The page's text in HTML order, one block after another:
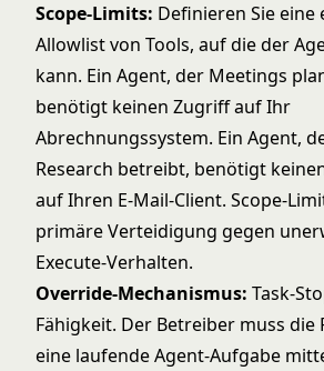
Scope-Limits: Definieren Sie eine
Allowlist von Tools, auf die der
kann. Ein Agent, der Meetings
benötigt keinen Zugriff auf Ihr
Abrechnungssystem. Ein Agent,
Research betreibt, benötigt
auf Ihren E-Mail-Client. Scope-
primäre Verteidigung gegen
Execute-Verhalten.
Override-Mechanismus: Task-
Fähigkeit. Der Betreiber muss die
eine laufende Agent-Aufgabe